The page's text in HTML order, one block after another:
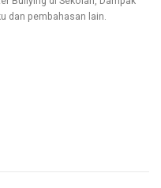
dan pembahasan lain.